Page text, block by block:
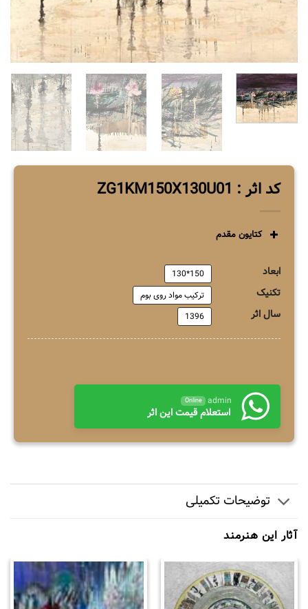
کد اثر : ZG1KM150X130U01
کتایون مقدم
ابعاد 150*130
تکنیک ترکیب مواد روی بوم
سال اثر 1396
admin
Online
استعلام قیمت این اثر
توضیحات تکمیلی
آثار این هنرمند